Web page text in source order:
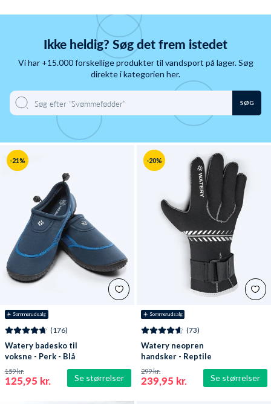
Ikke heldig? Søg det frem istedet
Vi har +15.000 forskellige produkter til vandsport på lager. Søg
direkte i kategorien her.
SØG
-21%
☀️ Sommerudsalg
Se størrelser
(176)
Watery badesko til
voksne - Perk - Blå
125,95 kr.
159 kr.
-20%
☀️ Sommerudsalg
Se størrelser
(73)
Watery neopren
handsker - Reptile
(3mm) - Sort
239,95 kr.
299 kr.